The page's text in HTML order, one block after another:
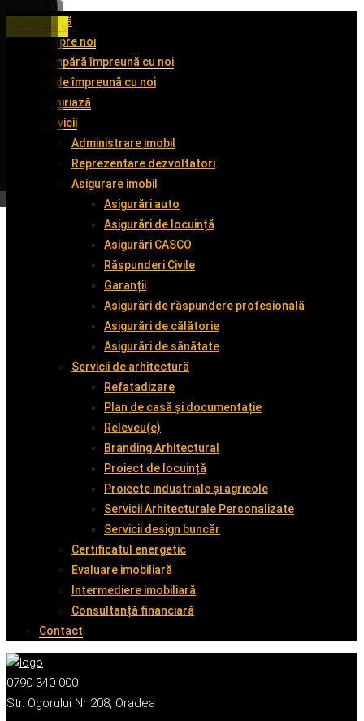
Acasă
Despre noi
Cumpără împreună cu noi
Vinde împreună cu noi
Închiriază
Servicii
Administrare imobil
Reprezentare dezvoltatori
Asigurare imobil
Asigurări auto
Asigurări de locuință
Asigurări CASCO
Răspunderi Civile
Garanții
Asigurări de răspundere profesională
Asigurări de călătorie
Asigurări de sănătate
Servicii de arhitectură
Refatadizare
Plan de casă și documentație
Releveu(e)
Branding Arhitectural
Proiect de locuință
Proiecte industriale și agricole
Servicii Arhitecturale Personalizate
Servicii design buncăr
Certificatul energetic
Evaluare imobiliară
Intermediere imobiliară
Consultanță financiară
Contact
0790 340 000
Str. Ogorului Nr 208, Oradea
De închiriat
De închiriat
De închiriat
De vânzare